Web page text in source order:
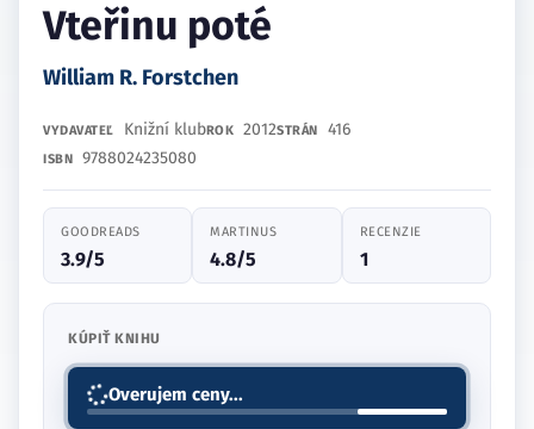
Vteřinu poté
William R. Forstchen
VYDAVATEĽ Knižní klubROK 2012STRÁN 416
ISBN 9788024235080
GOODREADS
3.9/5
MARTINUS
4.8/5
RECENZIE
1
KÚPIŤ KNIHU
Overujem ceny...